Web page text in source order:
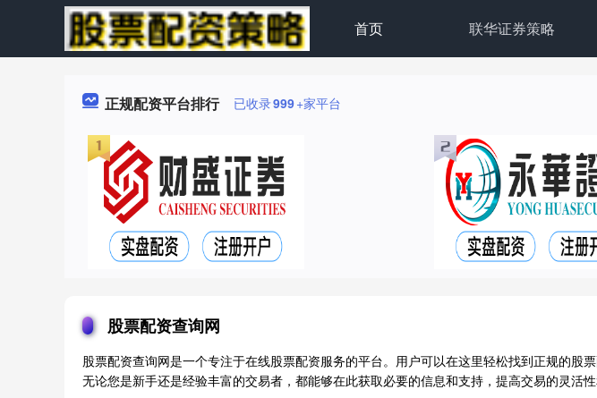
首页 联华证券策略
正规配资平台排行 已收录999+家平台
股票配资查询网
股票配资查询网是一个专注于在线股票配资服务的平台。用户可以在这里轻松找到正规的股
无论您是新手还是经验丰富的交易者，都能够在此获取必要的信息和支持，提高交易的灵活性